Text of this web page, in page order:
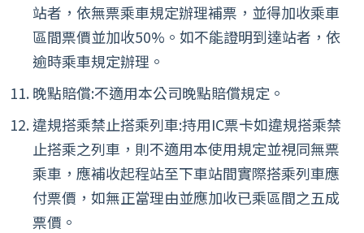
站者，依無票乘車規定辦理補票，並得加收乘車
區間票價並加收50%。如不能證明到達站者，依
逾時乘車規定辦理。
晚點賠償:不適用本公司晚點賠償規定。
違規搭乘禁止搭乘列車:持用IC票卡如違規搭乘禁
止搭乘之列車，則不適用本使用規定並視同無票
乘車，應補收起程站至下車站間實際搭乘列車應
付票價，如無正當理由並應加收已乘區間之五成
票價。